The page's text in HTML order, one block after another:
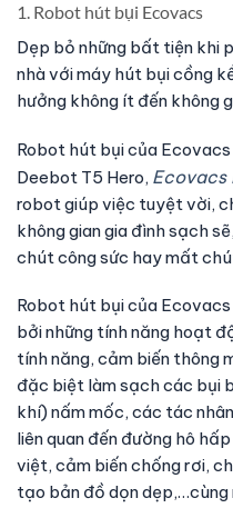
1. Robot hút bụi Ecovacs
Dẹp bỏ những bất tiện khi
nhà với máy hút bụi cồng
hưởng không ít đến không
Robot hút bụi của
Deebot T5 Hero, Ecovacs
robot giúp việc tuyệt vời,
không gian gia đình sạch
chút công sức hay mất
Robot hút bụi của
bởi những tính năng hoạt
tính năng, cảm biến thông
đặc biệt làm sạch các bụi
khí) nấm mốc, các tác
liên quan đến đường hô
việt, cảm biến chống rơi,
tạo bản đồ dọn dẹp,…cùng